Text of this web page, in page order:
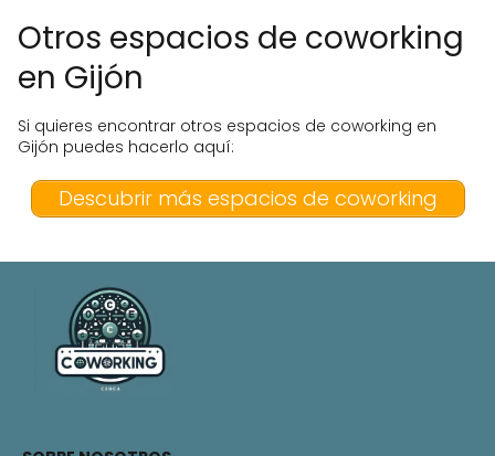
Otros espacios de coworking
en Gijón
Si quieres encontrar otros espacios de coworking en
Gijón puedes hacerlo aquí:
Descubrir más espacios de coworking